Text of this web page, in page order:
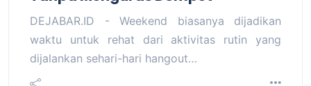
DEJABAR.ID - Weekend biasanya dijadikan
waktu untuk rehat dari aktivitas rutin yang
dijalankan sehari-hari hangout…